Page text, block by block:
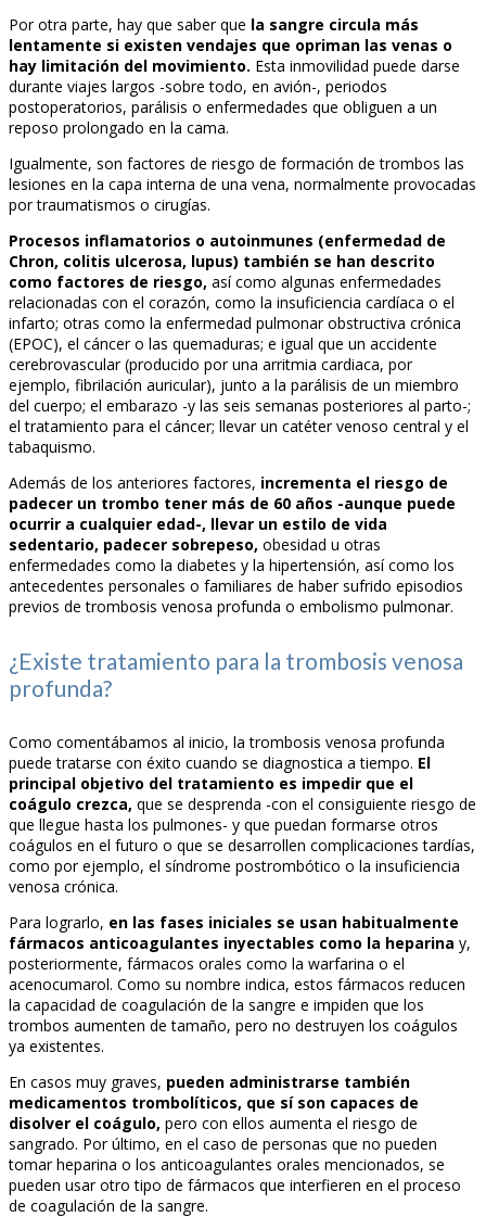
Por otra parte, hay que saber que la sangre circula más
lentamente si existen vendajes que opriman las venas o
hay limitación del movimiento. Esta inmovilidad puede darse
durante viajes largos -sobre todo, en avión-, periodos
postoperatorios, parálisis o enfermedades que obliguen a un
reposo prolongado en la cama.
Igualmente, son factores de riesgo de formación de trombos las
lesiones en la capa interna de una vena, normalmente provocadas
por traumatismos o cirugías.
Procesos inflamatorios o autoinmunes (enfermedad de
Chron, colitis ulcerosa, lupus) también se han descrito
como factores de riesgo, así como algunas enfermedades
relacionadas con el corazón, como la insuficiencia cardíaca o el
infarto; otras como la enfermedad pulmonar obstructiva crónica
(EPOC), el cáncer o las quemaduras; e igual que un accidente
cerebrovascular (producido por una arritmia cardiaca, por
ejemplo, fibrilación auricular), junto a la parálisis de un miembro
del cuerpo; el embarazo -y las seis semanas posteriores al parto-;
el tratamiento para el cáncer; llevar un catéter venoso central y el
tabaquismo.
Además de los anteriores factores, incrementa el riesgo de
padecer un trombo tener más de 60 años -aunque puede
ocurrir a cualquier edad-, llevar un estilo de vida
sedentario, padecer sobrepeso, obesidad u otras
enfermedades como la diabetes y la hipertensión, así como los
antecedentes personales o familiares de haber sufrido episodios
previos de trombosis venosa profunda o embolismo pulmonar.
¿Existe tratamiento para la trombosis venosa
profunda?
Como comentábamos al inicio, la trombosis venosa profunda
puede tratarse con éxito cuando se diagnostica a tiempo. El
principal objetivo del tratamiento es impedir que el
coágulo crezca, que se desprenda -con el consiguiente riesgo de
que llegue hasta los pulmones- y que puedan formarse otros
coágulos en el futuro o que se desarrollen complicaciones tardías,
como por ejemplo, el síndrome postrombótico o la insuficiencia
venosa crónica.
Para lograrlo, en las fases iniciales se usan habitualmente
fármacos anticoagulantes inyectables como la heparina y,
posteriormente, fármacos orales como la warfarina o el
acenocumarol. Como su nombre indica, estos fármacos reducen
la capacidad de coagulación de la sangre e impiden que los
trombos aumenten de tamaño, pero no destruyen los coágulos
ya existentes.
En casos muy graves, pueden administrarse también
medicamentos trombolíticos, que sí son capaces de
disolver el coágulo, pero con ellos aumenta el riesgo de
sangrado. Por último, en el caso de personas que no pueden
tomar heparina o los anticoagulantes orales mencionados, se
pueden usar otro tipo de fármacos que interfieren en el proceso
de coagulación de la sangre.